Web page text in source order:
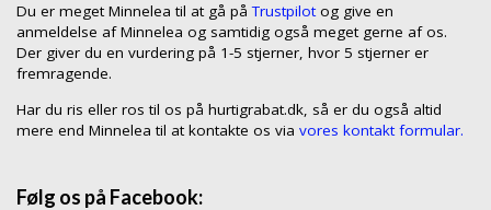
Du er meget Minnelea til at gå påTrustpilotog give en
anmeldelse af Minnelea og samtidig også meget gerne af os.
Der giver du en vurdering på 1-5 stjerner, hvor 5 stjerner er
fremragende.
Har du ris eller ros til os på hurtigrabat.dk, så er du også altid
mere end Minnelea til at kontakte os via vores kontakt formular.
Følg os på Facebook: